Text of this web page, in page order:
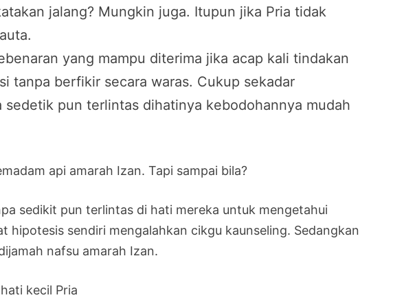
jalang? Mungkin juga. Itupun jika Pria tidak
yang mampu diterima jika acap kali tindakan
tanpa berfikir secara waras. Cukup sekadar
sedetik pun terlintas dihatinya kebodohannya mudah
api amarah Izan. Tapi sampai bila?
sedikit pun terlintas di hati mereka untuk mengetahui
hipotesis sendiri mengalahkan cikgu kaunseling. Sedangkan
nafsu amarah Izan.
kecil Pria